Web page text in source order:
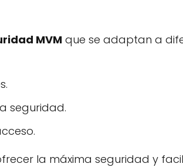
MVMque se adaptan a
seguridad.
la máxima seguridad y